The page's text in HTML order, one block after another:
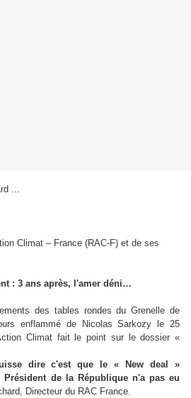
...
Climat – France (RAC-F) et de ses
: 3 ans après, l'amer déni…
des tables rondes du Grenelle de
enflammé de Nicolas Sarkozy le 25
Climat fait le point sur le dossier «
dire c'est que le « New deal »
de la République n'a pas eu
Directeur du RAC France.